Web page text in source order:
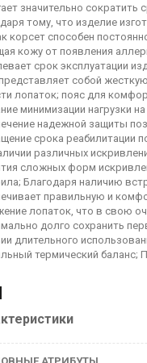
значительно
тому, что изделие
корсет способен
кожу от появления
срок эксплуатации
собой
лопаток; пояс для
минимизации нагрузки
надежной защиты
срока реабилитации
различных
сложных форм
Благодаря наличию
правильную и
лопаток, что в свою
долго сохранить
длительного
термический баланс;